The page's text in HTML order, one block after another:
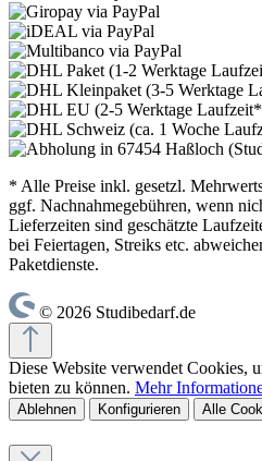
* Alle Preise inkl. gesetzl.
ggf. Nachnahmegebühren, wenn
Lieferzeiten sind geschätzte
bei Feiertagen, Streiks etc.
Paketdienste.
© 2026 Studibedarf.de
Diese Website verwendet Cookies,
bieten zu können. Mehr
Ablehnen Konfigurieren Alle